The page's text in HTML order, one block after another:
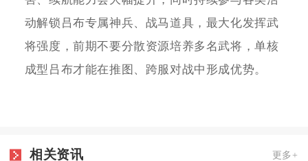
动解锁吕布专属神兵、战马道具，最大化发挥武
将强度，前期不要分散资源培养多名武将，单核
成型吕布才能在推图、跨服对战中形成优势。
相关资讯 更多+